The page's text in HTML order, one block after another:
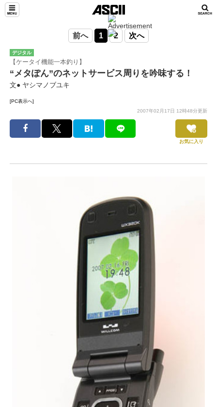
前へ 1 2 次へ
デジタル
【ケータイ機能一本釣り】
“メタぽん”のネットサービス周りを吟味する！
文● ヤシマノブユキ
[PC表示へ]
2007年02月17日 12時48分更新
お気に入り